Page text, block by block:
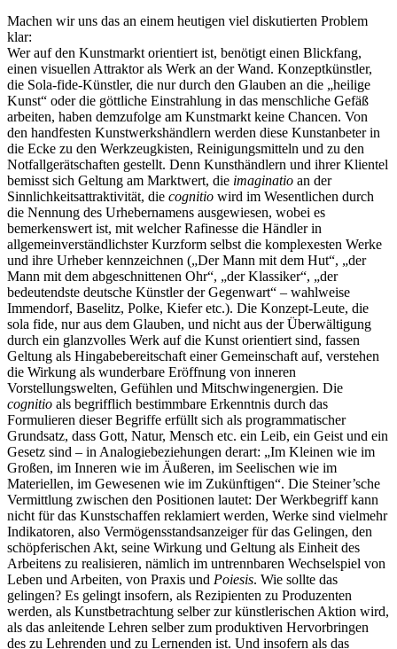
Machen wir uns das an einem heutigen viel diskutierten Problem
klar:
Wer auf den Kunstmarkt orientiert ist, benötigt einen Blickfang,
einen visuellen Attraktor als Werk an der Wand. Konzeptkünstler,
die Sola-fide-Künstler, die nur durch den Glauben an die „heilige
Kunst“ oder die göttliche Einstrahlung in das menschliche Gefäß
arbeiten, haben demzufolge am Kunstmarkt keine Chancen. Von
den handfesten Kunstwerkshändlern werden diese Kunstanbeter in
die Ecke zu den Werkzeugkisten, Reinigungsmitteln und zu den
Notfallgerätschaften gestellt. Denn Kunsthändlern und ihrer Klientel
bemisst sich Geltung am Marktwert, die imaginatio an der
Sinnlichkeitsattraktivität, die cognitio wird im Wesentlichen durch
die Nennung des Urhebernamens ausgewiesen, wobei es
bemerkenswert ist, mit welcher Rafinesse die Händler in
allgemeinverständlichster Kurzform selbst die komplexesten Werke
und ihre Urheber kennzeichnen („Der Mann mit dem Hut“, „der
Mann mit dem abgeschnittenen Ohr“, „der Klassiker“, „der
bedeutendste deutsche Künstler der Gegenwart“ – wahlweise
Immendorf, Baselitz, Polke, Kiefer etc.). Die Konzept-Leute, die
sola fide, nur aus dem Glauben, und nicht aus der Überwältigung
durch ein glanzvolles Werk auf die Kunst orientiert sind, fassen
Geltung als Hingabebereitschaft einer Gemeinschaft auf, verstehen
die Wirkung als wunderbare Eröffnung von inneren
Vorstellungswelten, Gefühlen und Mitschwingenergien. Die
cognitio als begrifflich bestimmbare Erkenntnis durch das
Formulieren dieser Begriffe erfüllt sich als programmatischer
Grundsatz, dass Gott, Natur, Mensch etc. ein Leib, ein Geist und ein
Gesetz sind – in Analogiebeziehungen derart: „Im Kleinen wie im
Großen, im Inneren wie im Äußeren, im Seelischen wie im
Materiellen, im Gewesenen wie im Zukünftigen“. Die Steiner’sche
Vermittlung zwischen den Positionen lautet: Der Werkbegriff kann
nicht für das Kunstschaffen reklamiert werden, Werke sind vielmehr
Indikatoren, also Vermögensstandsanzeiger für das Gelingen, den
schöpferischen Akt, seine Wirkung und Geltung als Einheit des
Arbeitens zu realisieren, nämlich im untrennbaren Wechselspiel von
Leben und Arbeiten, von Praxis und Poiesis. Wie sollte das
gelingen? Es gelingt insofern, als Rezipienten zu Produzenten
werden, als Kunstbetrachtung selber zur künstlerischen Aktion wird,
als das anleitende Lehren selber zum produktiven Hervorbringen
des zu Lehrenden und zu Lernenden ist. Und insofern als das